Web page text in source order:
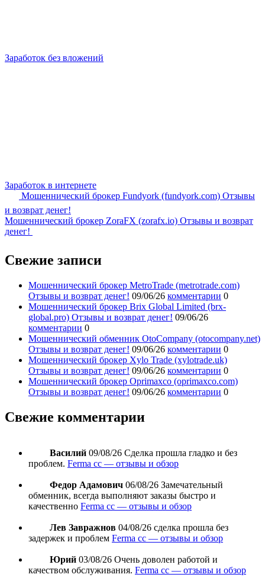
Заработок без вложений
Заработок в интернете
Мошеннический брокер Fundyork (fundyork.com) Отзывы
и возврат денег!
Мошеннический брокер ZoraFX (zorafx.io) Отзывы и возврат
денег!
Свежие записи
Мошеннический брокер MetroTrade (metrotrade.com)
Отзывы и возврат денег! 09/06/26 комментарии 0
Мошеннический брокер Brix Global Limited (brx-
global.pro) Отзывы и возврат денег! 09/06/26
комментарии 0
Мошеннический обменник OtoCompany (otocompany.net)
Отзывы и возврат денег! 09/06/26 комментарии 0
Мошеннический брокер Xylo Trade (xylotrade.uk)
Отзывы и возврат денег! 09/06/26 комментарии 0
Мошеннический брокер Oprimaxco (oprimaxco.com)
Отзывы и возврат денег! 09/06/26 комментарии 0
Свежие комментарии
Василий 09/08/26 Сделка прошла гладко и без
проблем. Ferma cc — отзывы и обзор
Федор Адамович 06/08/26 Замечательный
обменник, всегда выполняют заказы быстро и
качественно Ferma cc — отзывы и обзор
Лев Завражнов 04/08/26 сделка прошла без
задержек и проблем Ferma cc — отзывы и обзор
Юрий 03/08/26 Очень доволен работой и
качеством обслуживания. Ferma cc — отзывы и обзор